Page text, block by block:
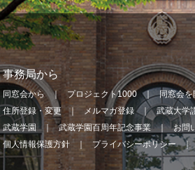
事務局から
同窓会から プロジェクト1000 同窓会
住所登録・変更
メルマガ登録 武蔵大学
武蔵学園
武蔵学園百周年記念事業
お問
個人情報保護方針
プライバシーポリシー